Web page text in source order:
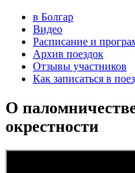
в Болгар
Видео
Расписание и
Архив поездок
Отзывы участников
Как записаться в
О
окрестности